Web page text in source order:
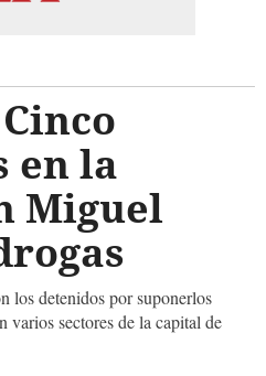
en la
Miguel
los detenidos por suponerlos
varios sectores de la capital de